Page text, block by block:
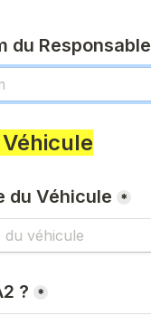
du Responsable
du Véhicule *
? *